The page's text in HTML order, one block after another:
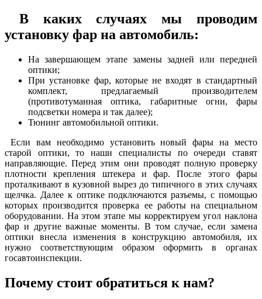
В каких случаях мы проводим
установку фар на автомобиль:
На завершающем этапе замены задней или передней
оптики;
При установке фар, которые не входят в стандартный
комплект, предлагаемый производителем
(противотуманная оптика, габаритные огни, фары
подсветки номера и так далее);
Тюнинг автомобильной оптики.
Если вам необходимо установить новый фары на место
старой оптики, то наши специалисты по очереди ставят
направляющие. Перед этим они проводят полную проверку
плотности крепления штекера и фар. После этого фары
проталкивают в кузовной вырез до типичного в этих случаях
щелчка. Далее к оптике подключаются разъемы, с помощью
которых производится проверка ее работы на специальном
оборудовании. На этом этапе мы корректируем угол наклона
фар и другие важные моменты. В том случае, если замена
оптики внесла изменения в конструкцию автомобиля, их
нужно соответствующим образом оформить в органах
госавтоинспекции.
Почему стоит обратиться к нам?